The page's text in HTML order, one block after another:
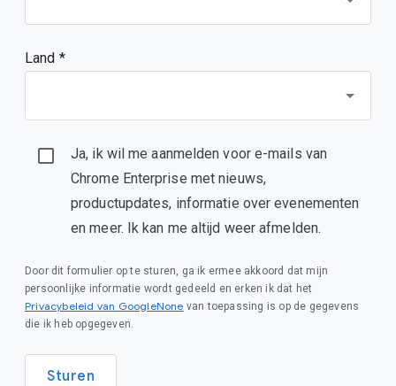
Land *
Ja, ik wil me aanmelden voor e-mails van
Chrome Enterprise met nieuws,
productupdates, informatie over evenementen
en meer. Ik kan me altijd weer afmelden.
Door dit formulier op te sturen, ga ik ermee akkoord dat mijn
persoonlijke informatie wordt gedeeld en erken ik dat het
Privacybeleid van GoogleNone van toepassing is op de gegevens
die ik heb opgegeven.
Sturen